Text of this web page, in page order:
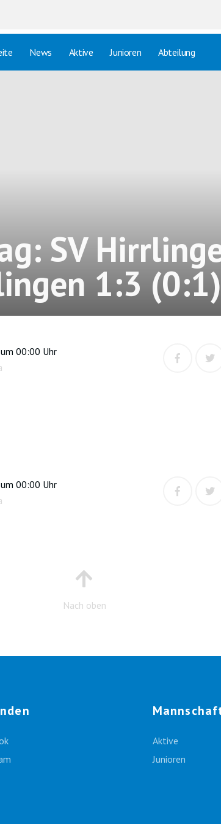
News Aktive Junioren Abteilung
SV
1:3 (0:1)
um 00:00 Uhr
um 00:00 Uhr
Nach oben
Aktive
Junioren